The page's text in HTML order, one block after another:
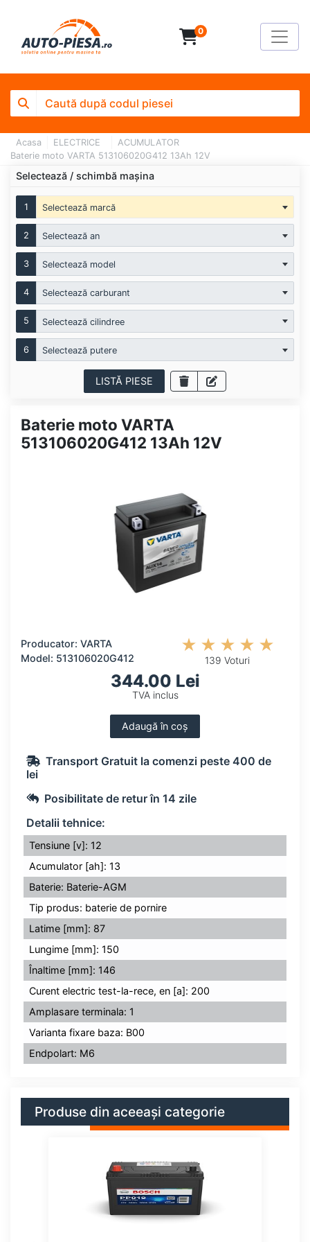
0
Acasa ELECTRICE
ACUMULATOR
Baterie moto VARTA 513106020G412 13Ah 12V
Selectează / schimbă mașina
1 Selectează marcă
2 Selectează an
3 Selectează model
4 Selectează carburant
5 Selectează cilindree
6 Selectează putere
LISTĂ PIESE
Baterie moto VARTA
513106020G412 13Ah 12V
Producator: VARTA
Model: 513106020G412
139 Voturi
344.00 Lei
TVA inclus
Adaugă în coș
Transport Gratuit la comenzi peste 400 de
lei
Posibilitate de retur în 14 zile
Detalii tehnice:
Tensiune [v]: 12
Acumulator [ah]: 13
Baterie: Baterie-AGM
Tip produs: baterie de pornire
Latime [mm]: 87
Lungime [mm]: 150
Înaltime [mm]: 146
Curent electric test-la-rece, en [a]: 200
Amplasare terminala: 1
Varianta fixare baza: B00
Endpolart: M6
Produse din aceeași categorie